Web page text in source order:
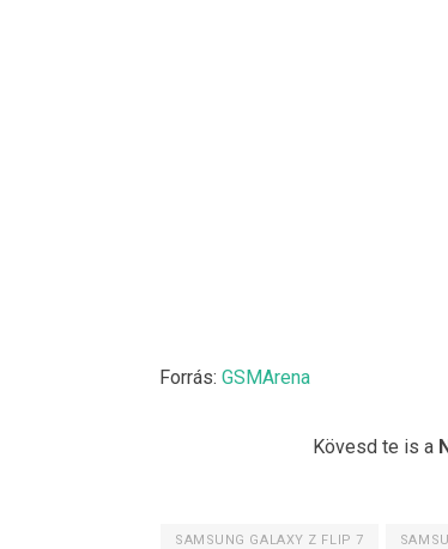
Forrás: GSMArena
Kövesd te is a
SAMSUNG GALAXY Z FLIP 7